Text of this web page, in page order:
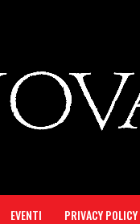
EVENTI PRIVACY POLICY